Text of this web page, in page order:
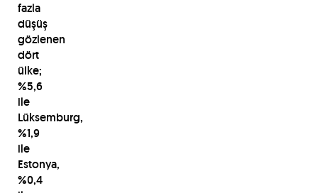
fazla
düşüş
gözlenen
dört
ülke;
%5,6
ile
Lüksemburg,
%1,9
ile
Estonya,
%0,4